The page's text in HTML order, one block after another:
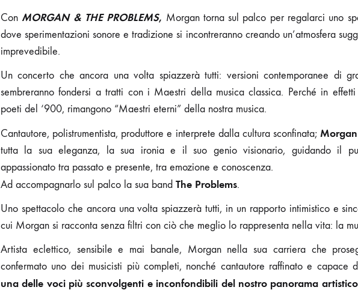
Con MORGAN & THE PROBLEMS, Morgan torna sul palco per regalarci uno
dove sperimentazioni sonore e tradizione si incontreranno creando un’atmosfera
imprevedibile.
Un concerto che ancora una volta spiazzerà tutti: versioni contemporanee di
sembreranno fondersi a tratti con i Maestri della musica classica. Perché in
poeti del ‘900, rimangono “Maestri eterni” della nostra musica.
Cantautore, polistrumentista, produttore e interprete dalla cultura sconfinata;Morgan
tutta la sua eleganza, la sua ironia e il suo genio visionario, guidando il
appassionato tra passato e presente, tra emozione e conoscenza.
Ad accompagnarlo sul palco la sua band The Problems.
Uno spettacolo che ancora una volta spiazzerà tutti, in un rapporto intimistico e
cui Morgan si racconta senza filtri con ciò che meglio lo rappresenta nella vita: la
Artista eclettico, sensibile e mai banale, Morgan nella sua carriera che
confermato uno dei musicisti più completi, nonché cantautore raffinato e capace
una delle voci più sconvolgenti e inconfondibili del nostro panorama